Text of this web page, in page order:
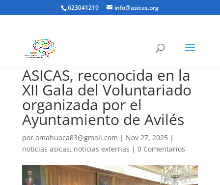
623041219 info@asicas.org
ASICAS, reconocida en la
XII Gala del Voluntariado
organizada por el
Ayuntamiento de Avilés
por amahuaca83@gmail.com | Nov 27, 2025|
noticias asicas, noticias externas | 0 Comentarios